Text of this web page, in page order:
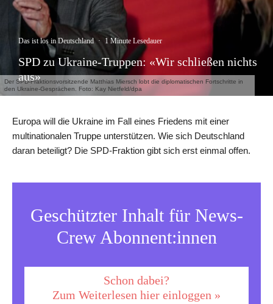
Der SPD-Fraktionsvorsitzende Matthias Miersch lobt die diplomatischen Fortschritte in
den Ukraine-Gesprächen. Foto: Kay Nietfeld/dpa
Das ist los in Deutschland · 1 Minute Lesedauer
SPD zu Ukraine-Truppen: «Wir schließen nichts
aus»
Europa will die Ukraine im Fall eines Friedens mit einer
multinationalen Truppe unterstützen. Wie sich Deutschland
daran beteiligt? Die SPD-Fraktion gibt sich erst einmal offen.
Geschützter Inhalt für News-
Crew Abonnent:innen
Schon dabei?
Zum Weiterlesen hier einloggen »